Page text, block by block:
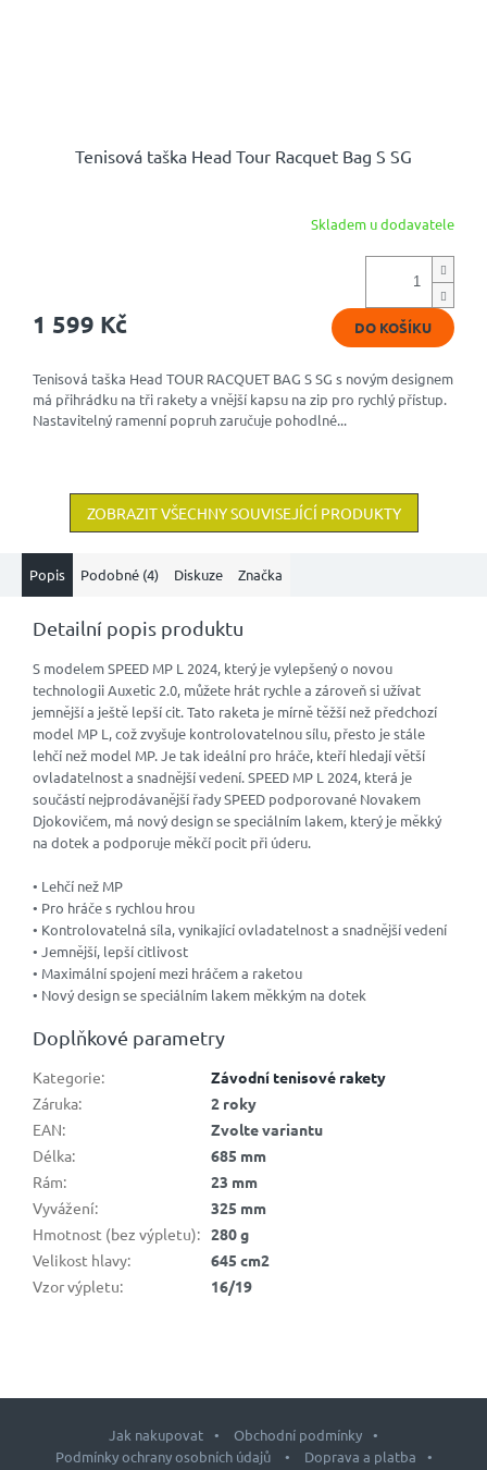
Tenisová taška Head Tour Racquet Bag S SG
Skladem u dodavatele
1 599 Kč DO KOŠÍKU
Tenisová taška Head TOUR RACQUET BAG S SG s novým designem
má přihrádku na tři rakety a vnější kapsu na zip pro rychlý přístup.
Nastavitelný ramenní popruh zaručuje pohodlné...
ZOBRAZIT VŠECHNY SOUVISEJÍCÍ PRODUKTY
Popis Podobné (4) Diskuze Značka
Detailní popis produktu
S modelem SPEED MP L 2024, který je vylepšený o novou
technologii Auxetic 2.0, můžete hrát rychle a zároveň si užívat
jemnější a ještě lepší cit. Tato raketa je mírně těžší než předchozí
model MP L, což zvyšuje kontrolovatelnou sílu, přesto je stále
lehčí než model MP. Je tak ideální pro hráče, kteří hledají větší
ovladatelnost a snadnější vedení. SPEED MP L 2024, která je
součástí nejprodávanější řady SPEED podporované Novakem
Djokovičem, má nový design se speciálním lakem, který je měkký
na dotek a podporuje měkčí pocit při úderu.
• Lehčí než MP
• Pro hráče s rychlou hrou
• Kontrolovatelná síla, vynikající ovladatelnost a snadnější vedení
• Jemnější, lepší citlivost
• Maximální spojení mezi hráčem a raketou
• Nový design se speciálním lakem měkkým na dotek
Doplňkové parametry
Kategorie:
Závodní tenisové rakety
Záruka:
2 roky
EAN:
Zvolte variantu
Délka:
685 mm
Rám:
23 mm
Vyvážení:
325 mm
Hmotnost (bez výpletu): 280 g
Velikost hlavy:
645 cm2
Vzor výpletu: 16/19
Jak nakupovat
Obchodní podmínky
Podmínky ochrany osobních údajů
Doprava a platba